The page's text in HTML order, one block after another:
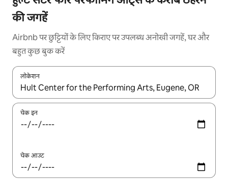
की जगहें
Airbnb पर छुट्टियों के लिए किराए पर उपलब्ध अनोखी जगहें, घर और
बहुत कुछ बुक करें
लोकेशन
नतीजों के उपलब्ध होने पर, अप और डाउन 'ऐरो की' का इस्तेमाल करके नेविगेट
चेक इन
चेक आउट